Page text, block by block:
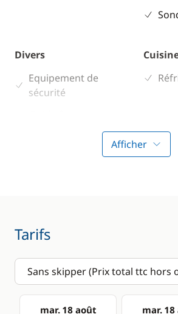
Divers
Equipement de
sécurité
Afficher
Tarifs
mar. 18 août mar.